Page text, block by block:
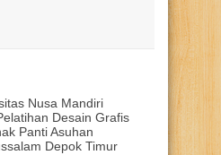
Nusa Mandiri
Desain Grafis
Panti Asuhan
Depok Timur